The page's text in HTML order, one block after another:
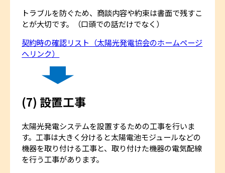
トラブルを防ぐため、商談内容や約束は書面で残すこ
とが大切です。（口頭での話だけでなく）
契約時の確認リスト（太陽光発電協会のホームページ
へリンク）
(7) 設置工事
太陽光発電システムを設置するための工事を行いま
す。工事は大きく分けると太陽電池モジュールなどの
機器を取り付ける工事と、取り付けた機器の電気配線
を行う工事があります。